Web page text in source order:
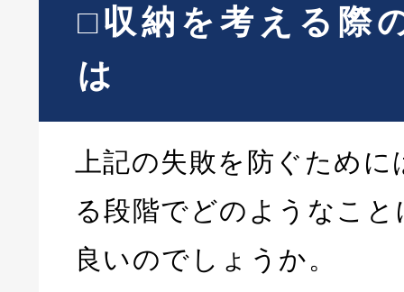
□収納を考える際
は
上記の失敗を防ぐため
る段階でどのようなこ
良いのでしょうか。